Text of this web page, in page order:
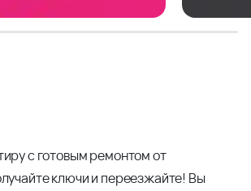
с готовым ремонтом от
ключи и переезжайте! Вы